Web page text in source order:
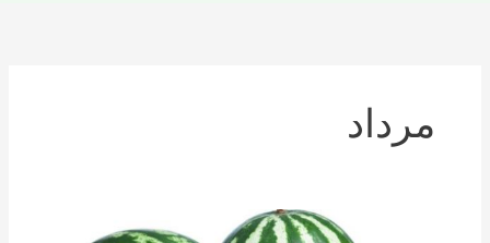
مرداد